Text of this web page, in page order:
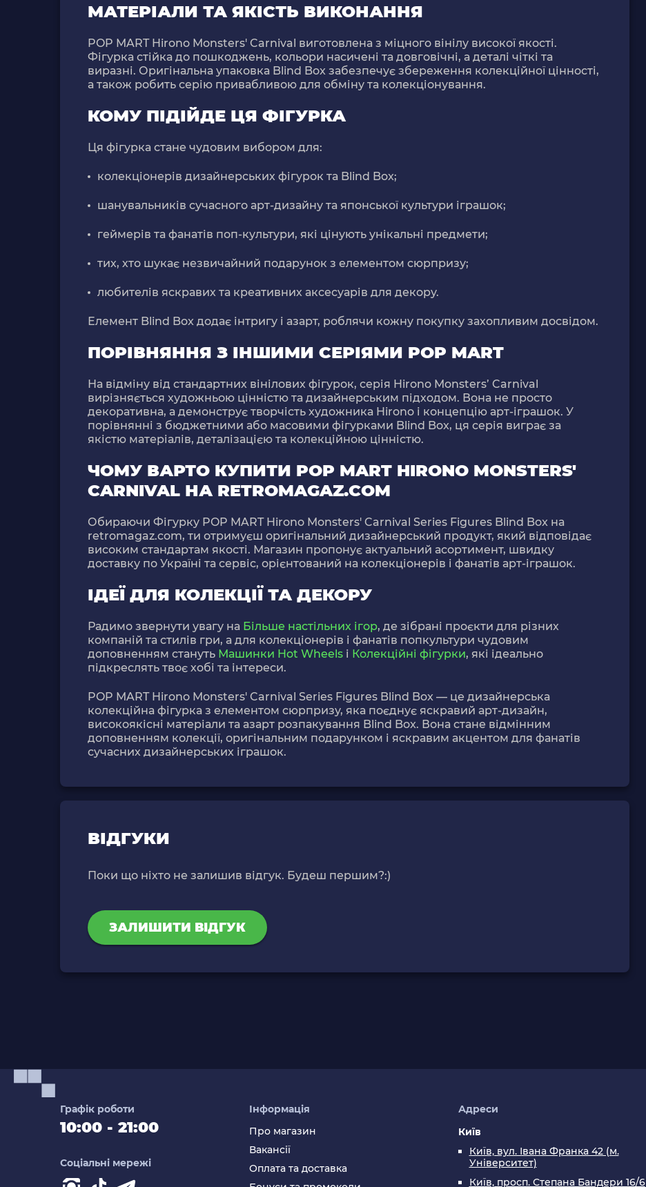
МАТЕРІАЛИ ТА ЯКІСТЬ ВИКОНАННЯ
POP MART Hirono Monsters' Carnival виготовлена з міцного вінілу високої якості.
Фігурка стійка до пошкоджень, кольори насичені та довговічні, а деталі чіткі та
виразні. Оригінальна упаковка Blind Box забезпечує збереження колекційної цінності,
а також робить серію привабливою для обміну та колекціонування.
КОМУ ПІДІЙДЕ ЦЯ ФІГУРКА
Ця фігурка стане чудовим вибором для:
колекціонерів дизайнерських фігурок та Blind Box;
шанувальників сучасного арт-дизайну та японської культури іграшок;
геймерів та фанатів поп-культури, які цінують унікальні предмети;
тих, хто шукає незвичайний подарунок з елементом сюрпризу;
любителів яскравих та креативних аксесуарів для декору.
Елемент Blind Box додає інтригу і азарт, роблячи кожну покупку захопливим досвідом.
ПОРІВНЯННЯ З ІНШИМИ СЕРІЯМИ POP MART
На відміну від стандартних вінілових фігурок, серія Hirono Monsters’ Carnival
вирізняється художньою цінністю та дизайнерським підходом. Вона не просто
декоративна, а демонструє творчість художника Hirono і концепцію арт-іграшок. У
порівнянні з бюджетними або масовими фігурками Blind Box, ця серія виграє за
якістю матеріалів, деталізацією та колекційною цінністю.
ЧОМУ ВАРТО КУПИТИ POP MART HIRONO MONSTERS'
CARNIVAL НА RETROMAGAZ.COM
Обираючи Фігурку POP MART Hirono Monsters' Carnival Series Figures Blind Box на
retromagaz.com, ти отримуєш оригінальний дизайнерський продукт, який відповідає
високим стандартам якості. Магазин пропонує актуальний асортимент, швидку
доставку по Україні та сервіс, орієнтований на колекціонерів і фанатів арт-іграшок.
ІДЕЇ ДЛЯ КОЛЕКЦІЇ ТА ДЕКОРУ
Радимо звернути увагу на Більше настільних ігор, де зібрані проєкти для різних
компаній та стилів гри, а для колекціонерів і фанатів попкультури чудовим
доповненням стануть Машинки Hot Wheels і Колекційні фігурки, які ідеально
підкреслять твоє хобі та інтереси.
POP MART Hirono Monsters' Carnival Series Figures Blind Box — це дизайнерська
колекційна фігурка з елементом сюрпризу, яка поєднує яскравий арт-дизайн,
високоякісні матеріали та азарт розпакування Blind Box. Вона стане відмінним
доповненням колекції, оригінальним подарунком і яскравим акцентом для фанатів
сучасних дизайнерських іграшок.
ВІДГУКИ
Поки що ніхто не залишив відгук. Будеш першим?:)
ЗАЛИШИТИ ВІДГУК
Графік роботи
10:00 - 21:00
Соціальні мережі
Інформація
Про магазин
Вакансії
Оплата та доставка
Адреси
Київ
Київ, вул. Івана Франка 42 (м.
Університет)
Київ, просп. Степана Бандери 16/6